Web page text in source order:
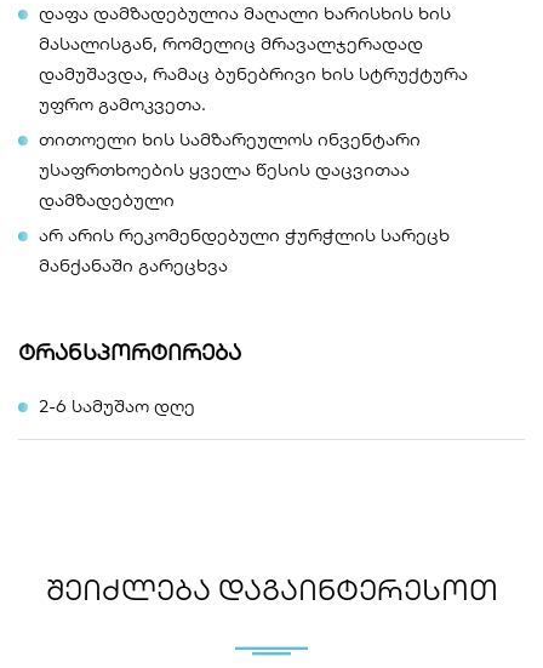
დაფა დამზადებულია მაღალი ხარისხის ხის
მასალისგან, რომელიც მრავალჯერადად
დამუშავდა, რამაც ბუნებრივი ხის სტრუქტურა
უფრო გამოკვეთა.
თითოელი ხის სამზარეულოს ინვენტარი
უსაფრთხოების ყველა წესის დაცვითაა
დამზადებული
არ არის რეკომენდებული ჭურჭლის სარეცხ
მანქანაში გარეცხვა
ტრანსპორტირება
2-6 სამუშაო დღე
ᲨᲔᲘᲫᲚᲔᲑᲐ ᲓᲐᲒᲐᲘᲜᲢᲔᲠᲔᲡᲝᲗ